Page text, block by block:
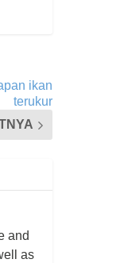
ikan
terukur
and
as